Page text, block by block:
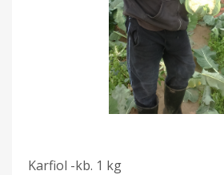
Karfiol -kb. 1 kg